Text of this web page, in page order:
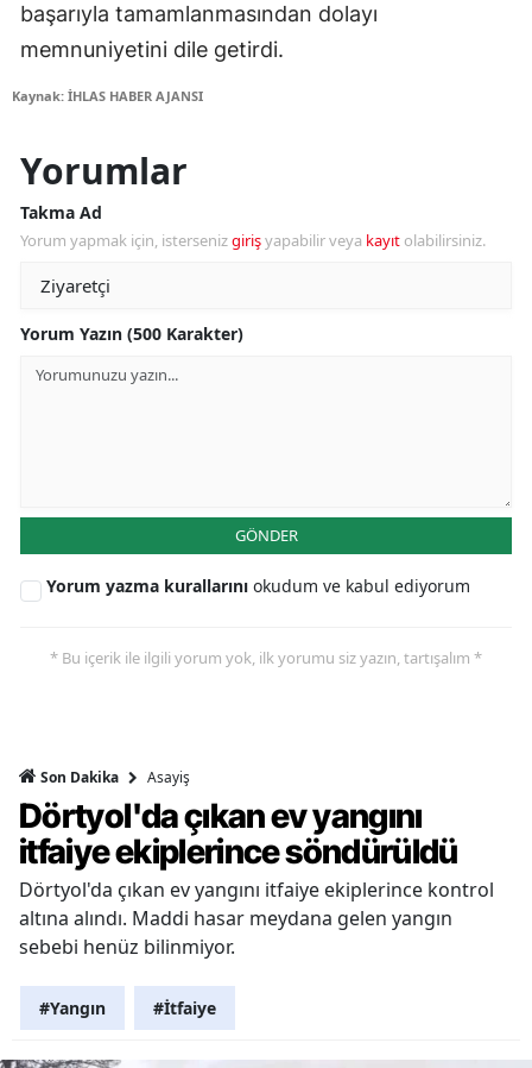
başarıyla tamamlanmasından dolayı
memnuniyetini dile getirdi.
Kaynak: İHLAS HABER AJANSI
Yorumlar
Takma Ad
Yorum yapmak için, istersenizgirişyapabilir veya kayıt olabilirsiniz.
Yorum Yazın (500 Karakter)
GÖNDER
Yorum yazma kurallarını okudum ve kabul ediyorum
* Bu içerik ile ilgili yorum yok, ilk yorumu siz yazın, tartışalım *
Son Dakika Asayiş
Dörtyol'da çıkan ev yangını
itfaiye ekiplerince söndürüldü
Dörtyol'da çıkan ev yangını itfaiye ekiplerince kontrol
altına alındı. Maddi hasar meydana gelen yangın
sebebi henüz bilinmiyor.
#Yangın #İtfaiye